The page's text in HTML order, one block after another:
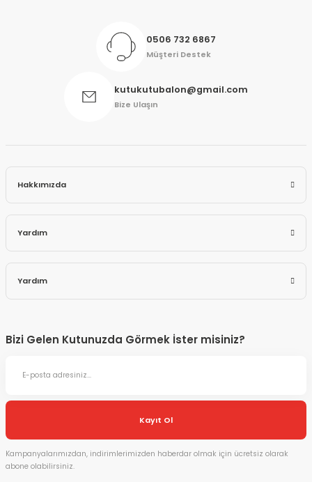
0506 732 6867
Müşteri Destek
kutukutubalon@gmail.com
Bize Ulaşın
Hakkımızda
Yardım
Yardım
Bizi Gelen Kutunuzda Görmek İster misiniz?
Kayıt Ol
Kampanyalarımızdan, indirimlerimizden haberdar olmak için ücretsiz olarak
abone olabilirsiniz.